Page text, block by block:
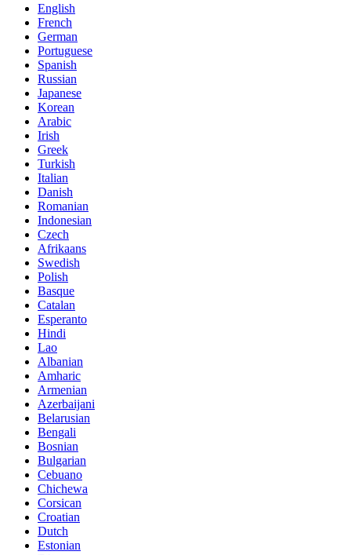
English
French
German
Portuguese
Spanish
Russian
Japanese
Korean
Arabic
Irish
Greek
Turkish
Italian
Danish
Romanian
Indonesian
Czech
Afrikaans
Swedish
Polish
Basque
Catalan
Esperanto
Hindi
Lao
Albanian
Amharic
Armenian
Azerbaijani
Belarusian
Bengali
Bosnian
Bulgarian
Cebuano
Chichewa
Corsican
Croatian
Dutch
Estonian